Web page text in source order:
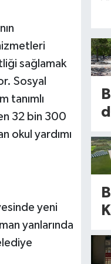
sağlamak
Sosyal
tanımlı
32 bin 300
okul yardımı
yeni
yanlarında
k